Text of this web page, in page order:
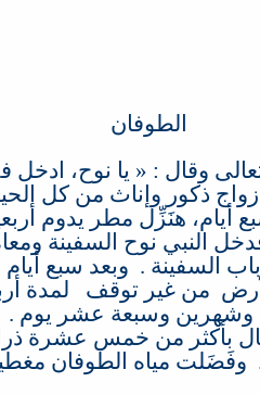
الطوفان
وقال : « يا نوح،
ذكور وإناث من كل
أيام، هنَزِّل مطر يدوم
النبي نوح السفينة
السفينة . وبعد سبع
من غير توقف
لمدة
وشهرين وسبعة عشر يوم . ‏
بأكثر من خمس عشرة
وفَضَلت مياه الطوفان